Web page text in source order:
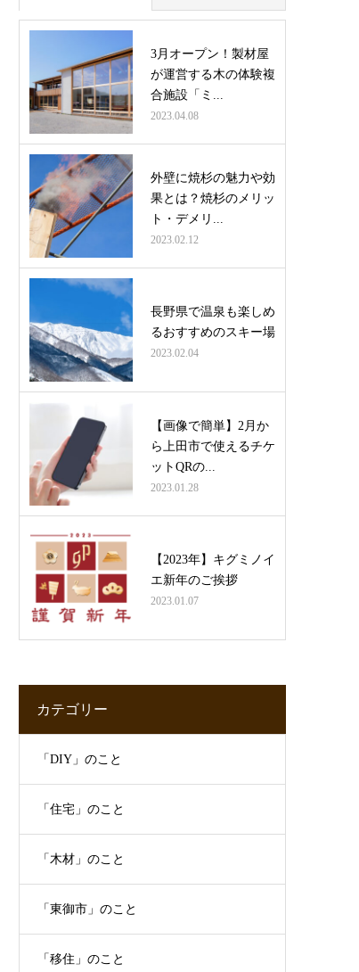
3月オープン！製材屋
が運営する木の体験複
合施設「ミ...
2023.04.08
外壁に焼杉の魅力や効
果とは？焼杉のメリッ
ト・デメリ...
2023.02.12
長野県で温泉も楽しめ
るおすすめのスキー場
2023.02.04
【画像で簡単】2月か
ら上田市で使えるチケ
ットQRの...
2023.01.28
【2023年】キグミノイ
エ新年のご挨拶
2023.01.07
カテゴリー
「DIY」のこと
「住宅」のこと
「木材」のこと
「東御市」のこと
「移住」のこと